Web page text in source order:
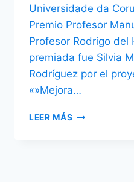
Universidade da
Premio Profesor
Profesor Rodrigo del
premiada fue Silvia
Rodríguez por el
«»Mejora…
LEER MÁS ACTO